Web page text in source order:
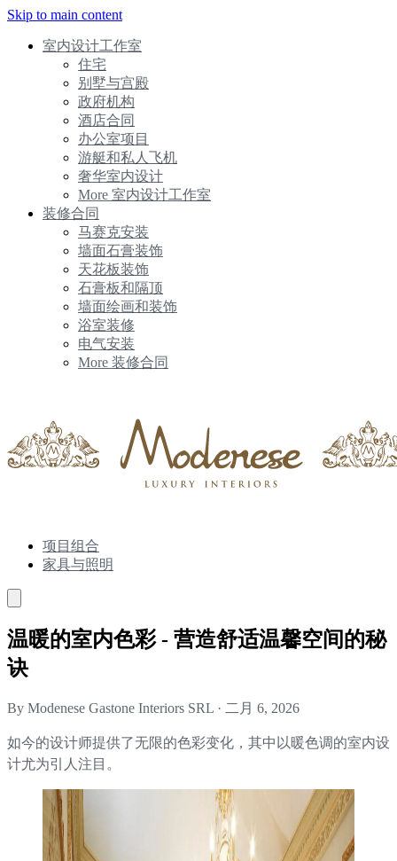
Skip to main content
室内设计工作室
住宅
别墅与宫殿
政府机构
酒店合同
办公室项目
游艇和私人飞机
奢华室内设计
More 室内设计工作室
装修合同
马赛克安装
墙面石膏装饰
天花板装饰
石膏板和隔顶
墙面绘画和装饰
浴室装修
电气安装
More 装修合同
项目组合
家具与照明
温暖的室内色彩 - 营造舒适温馨空间的秘
诀
By Modenese Gastone Interiors SRL · 二月 6, 2026
如今的设计师提供了无限的色彩变化，其中以暖色调的室内设
计尤为引人注目。